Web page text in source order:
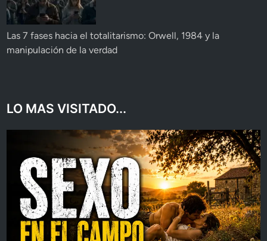
Las 7 fases hacia el totalitarismo: Orwell, 1984 y la
manipulación de la verdad
LO MAS VISITADO...